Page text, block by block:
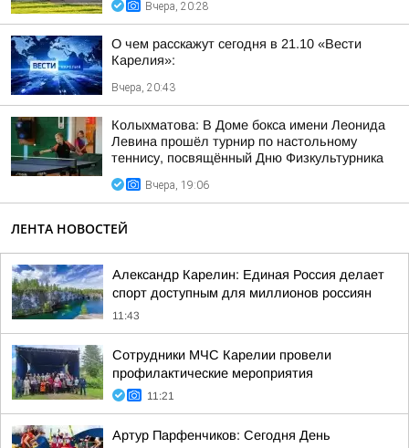
Вчера, 20:28
О чем расскажут сегодня в 21.10 «Вести
Карелия»:
Вчера, 20:43
Колыхматова: В Доме бокса имени Леонида
Левина прошёл турнир по настольному
теннису, посвящённый Дню Физкультурника
Вчера, 19:06
ЛЕНТА НОВОСТЕЙ
Александр Карелин: Единая Россия делает
спорт доступным для миллионов россиян
11:43
Сотрудники МЧС Карелии провели
профилактические мероприятия
11:21
Артур Парфенчиков: Сегодня День